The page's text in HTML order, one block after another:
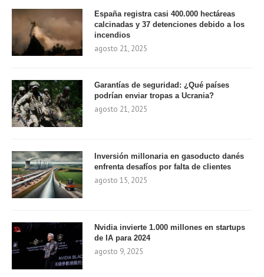
España registra casi 400.000 hectáreas
calcinadas y 37 detenciones debido a los
incendios
agosto 21, 2025
Garantías de seguridad: ¿Qué países
podrían enviar tropas a Ucrania?
agosto 21, 2025
Inversión millonaria en gasoducto danés
enfrenta desafíos por falta de clientes
agosto 15, 2025
Nvidia invierte 1.000 millones en startups
de IA para 2024
agosto 9, 2025